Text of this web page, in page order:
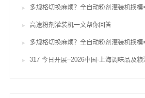
多规格切换麻烦？全自动粉剂灌装机换模
高速粉剂灌装机一文帮你回答
多规格切换麻烦？全自动粉剂灌装机换模
317 今日开展--2026中国·上海调味品及